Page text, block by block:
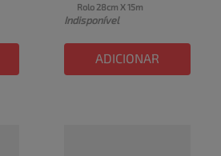
Rolo 28cm X 15m
Indisponível
ADICIONAR